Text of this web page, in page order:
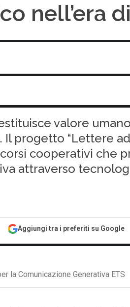
nell’era
valore
Il progetto “Lettere
cooperativi che
attraverso
Aggiungi tra i preferiti su Google
la Comunicazione Generativa ETS